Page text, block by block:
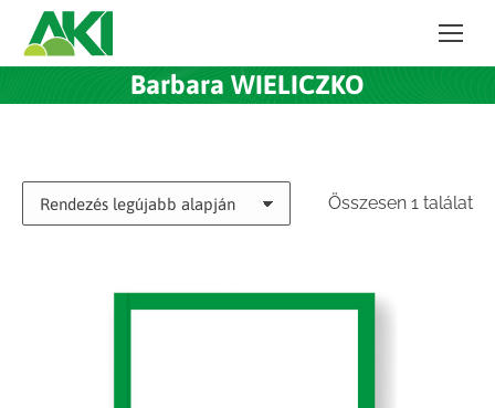
Barbara WIELICZKO
Összesen 1 találat